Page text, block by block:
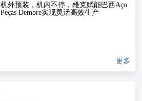
机外预装，机内不停，雄克赋能巴西Aço
Peças Demore实现灵活高效生产
更多